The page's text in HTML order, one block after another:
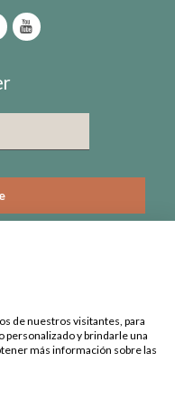
de nuestros visitantes, para
y brindarle una
más información sobre las